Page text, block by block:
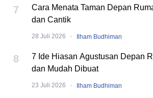
7
Cara Menata Taman Depan
dan Cantik
28 Juli 2026 · Ilham Budhiman
8
7 Ide Hiasan Agustusan Depan
dan Mudah Dibuat
23 Juli 2026 · Ilham Budhiman